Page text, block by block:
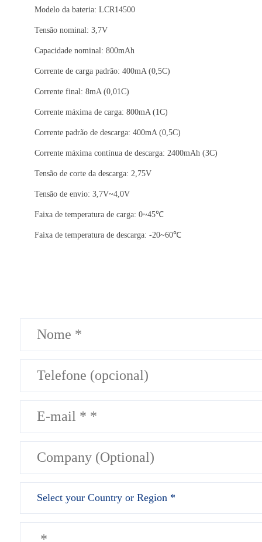
Modelo da bateria: LCR14500
Tensão nominal: 3,7V
Capacidade nominal: 800mAh
Corrente de carga padrão: 400mA (0,5C)
Corrente final: 8mA (0,01C)
Corrente máxima de carga: 800mA (1C)
Corrente padrão de descarga: 400mA (0,5C)
Corrente máxima contínua de descarga: 2400mAh (3C)
Tensão de corte da descarga: 2,75V
Tensão de envio: 3,7V~4,0V
Faixa de temperatura de carga: 0~45℃
Faixa de temperatura de descarga: -20~60℃